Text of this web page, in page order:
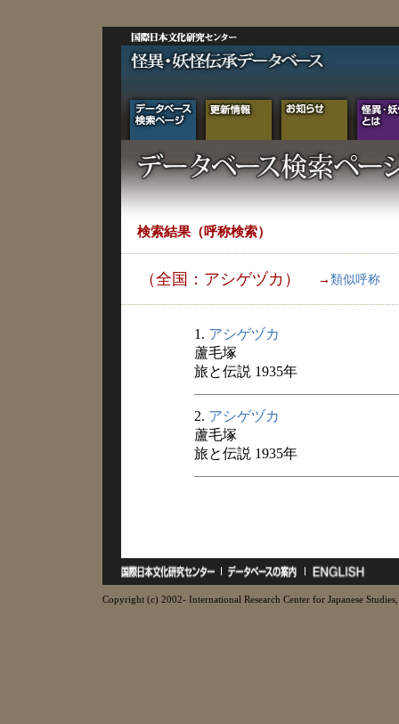
検索結果（呼称検索）
（全国：アシゲヅカ） → 類似呼称
1. アシゲヅカ
蘆毛塚
旅と伝説 1935年
2. アシゲヅカ
蘆毛塚
旅と伝説 1935年
Copyright (c) 2002- International Research Center for Japanese